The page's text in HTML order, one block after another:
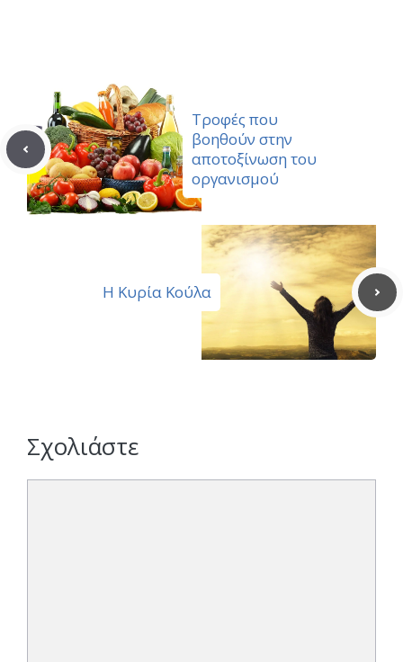
Τροφές που
βοηθούν στην
αποτοξίνωση του
οργανισμού
Η Κυρία Κούλα
Σχολιάστε